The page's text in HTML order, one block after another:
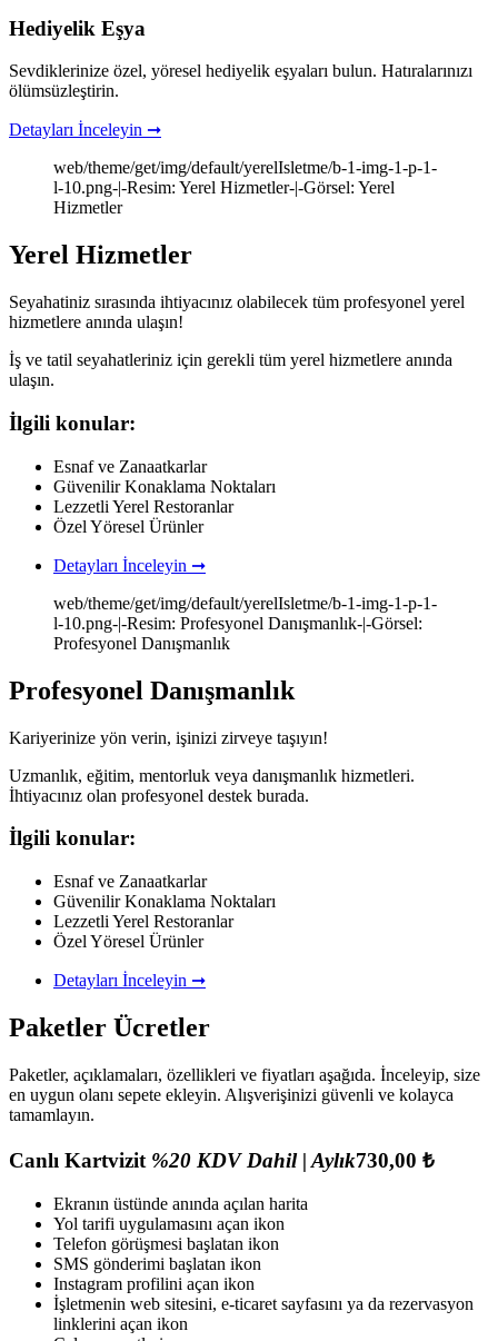
Hediyelik Eşya
Sevdiklerinize özel, yöresel hediyelik eşyaları bulun. Hatıralarınızı
ölümsüzleştirin.
Detayları İnceleyin ➞
web/theme/get/img/default/yerelIsletme/b-1-img-1-p-1-
l-10.png-|-Resim: Yerel Hizmetler-|-Görsel: Yerel
Hizmetler
Yerel Hizmetler
Seyahatiniz sırasında ihtiyacınız olabilecek tüm profesyonel yerel
hizmetlere anında ulaşın!
İş ve tatil seyahatleriniz için gerekli tüm yerel hizmetlere anında
ulaşın.
İlgili konular:
Esnaf ve Zanaatkarlar
Güvenilir Konaklama Noktaları
Lezzetli Yerel Restoranlar
Özel Yöresel Ürünler
Detayları İnceleyin ➞
web/theme/get/img/default/yerelIsletme/b-1-img-1-p-1-
l-10.png-|-Resim: Profesyonel Danışmanlık-|-Görsel:
Profesyonel Danışmanlık
Profesyonel Danışmanlık
Kariyerinize yön verin, işinizi zirveye taşıyın!
Uzmanlık, eğitim, mentorluk veya danışmanlık hizmetleri.
İhtiyacınız olan profesyonel destek burada.
İlgili konular:
Esnaf ve Zanaatkarlar
Güvenilir Konaklama Noktaları
Lezzetli Yerel Restoranlar
Özel Yöresel Ürünler
Detayları İnceleyin ➞
Paketler Ücretler
Paketler, açıklamaları, özellikleri ve fiyatları aşağıda. İnceleyip, size
en uygun olanı sepete ekleyin. Alışverişinizi güvenli ve kolayca
tamamlayın.
Canlı Kartvizit %20 KDV Dahil | Aylık730,00 ₺
Ekranın üstünde anında açılan harita
Yol tarifi uygulamasını açan ikon
Telefon görüşmesi başlatan ikon
SMS gönderimi başlatan ikon
Instagram profilini açan ikon
İşletmenin web sitesini, e-ticaret sayfasını ya da rezervasyon
linklerini açan ikon